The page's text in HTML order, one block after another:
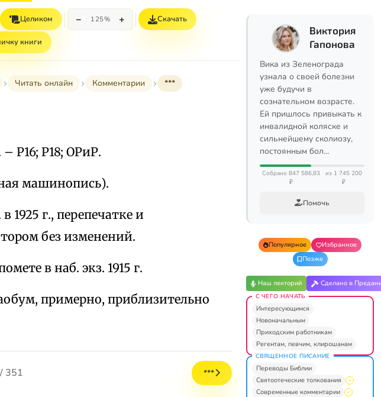
Целиком − 125% + Скачать
книги
Читать онлайн Комментарии ***
– Р16; Р18; ОРиР.
машинопись).
1925 г., перепечатке и
без изменений.
в наб. экз. 1915 г.
примерно, приблизительно
351 ***
Виктория
Гапонова
Вика из Зеленограда
узнала о своей болезни
уже будучи в
сознательном возрасте.
Ей пришлось привыкать к
инвалидной коляске и
сильнейшему сколиозу,
постоянным бол…
Собрано 847 586,83
₽
из 1 745 200
₽
Помочь
Популярное
Избранное
Позже
Наш лекторий Сделано в
С ЧЕГО НАЧАТЬ
Интересующимся
Новоначальным
Приходским работникам
Регентам, певчим, клирошанам
СВЯЩЕННОЕ ПИСАНИЕ
Переводы Библии
Святоотеческие толкования
Современные комментарии